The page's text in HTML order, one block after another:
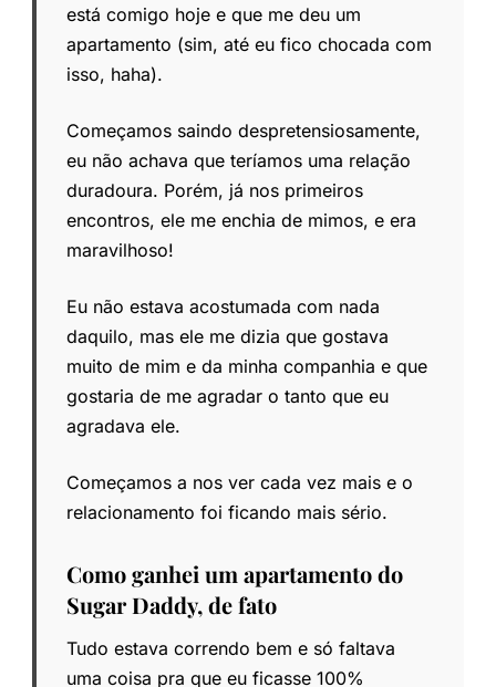
está comigo hoje e que me deu um
apartamento (sim, até eu fico chocada com
isso, haha).
Começamos saindo despretensiosamente,
eu não achava que teríamos uma relação
duradoura. Porém, já nos primeiros
encontros, ele me enchia de mimos, e era
maravilhoso!
Eu não estava acostumada com nada
daquilo, mas ele me dizia que gostava
muito de mim e da minha companhia e que
gostaria de me agradar o tanto que eu
agradava ele.
Começamos a nos ver cada vez mais e o
relacionamento foi ficando mais sério.
Como ganhei um apartamento do
Sugar Daddy, de fato
Tudo estava correndo bem e só faltava
uma coisa pra que eu ficasse 100%